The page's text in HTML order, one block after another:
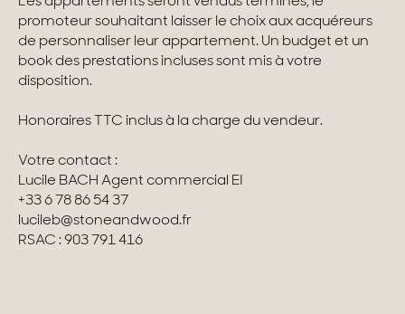
Projets neufs
Réhabilitations & Terrains
promoteur souhaitant laisser le choix aux acquéreurs
de personnaliser leur appartement. Un budget et un
book des prestations incluses sont mis à votre
disposition.
Honoraires TTC inclus à la charge du vendeur.
Votre contact :
Lucile BACH Agent commercial EI
+33 6 78 86 54 37
lucileb@stoneandwood.fr
RSAC : 903 791 416